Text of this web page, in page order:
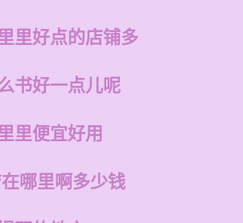
里好点的店铺多
书好一点儿呢
里便宜好用
哪里啊多少钱